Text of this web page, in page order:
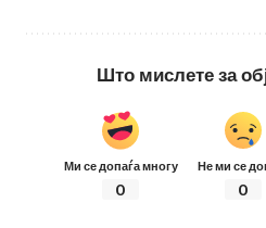
Што мислете за
Ми се допаѓа многу
0
Не ми се
0